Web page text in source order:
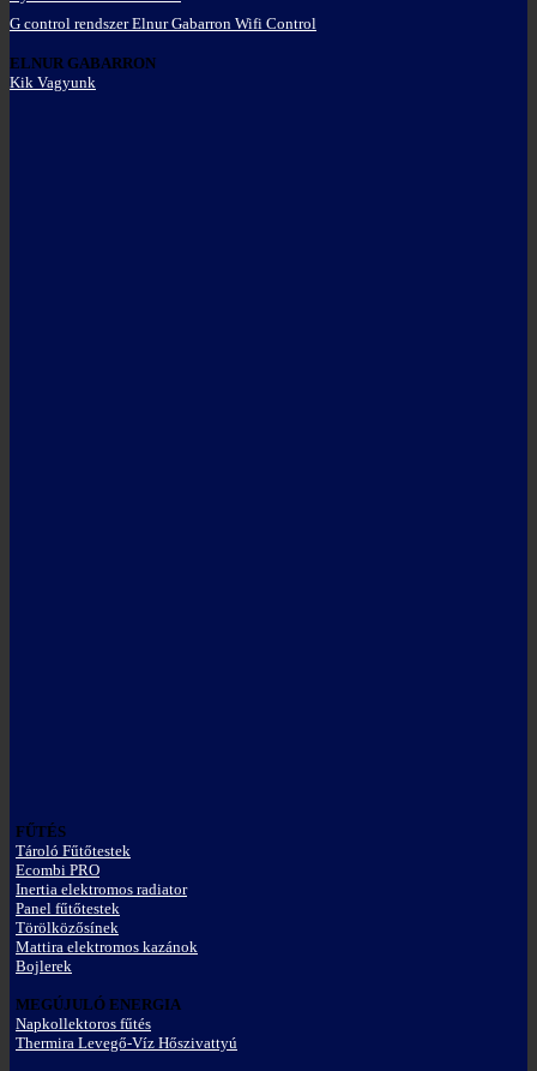
G control rendszer Elnur Gabarron Wifi Control
ELNUR GABARRON
Kik Vagyunk
FŰTÉS
Tároló Fűtőtestek
Ecombi PRO
Inertia elektromos radiator
Panel fűtőtestek
Törölközősínek
Mattira elektromos kazánok
Bojlerek
MEGÚJULÓ ENERGIA
Napkollektoros fűtés
Thermira Levegő-Víz Hőszivattyú